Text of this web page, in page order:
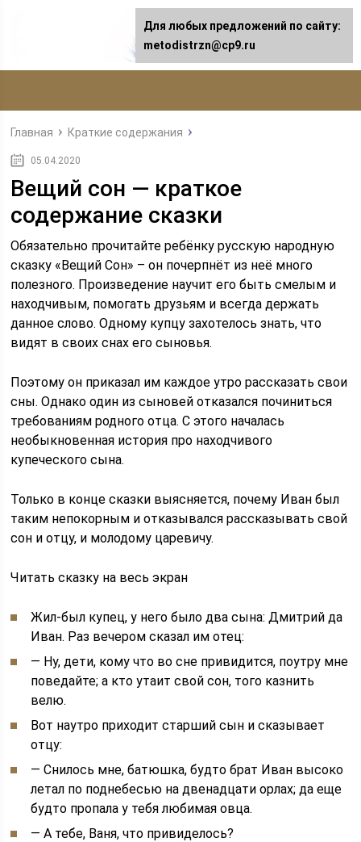
Главная Краткие содержания
05.04.2020
Вещий сон — краткое
содержание сказки
Обязательно прочитайте ребёнку русскую народную
сказку «Вещий Сон» – он почерпнёт из неё много
полезного. Произведение научит его быть смелым и
находчивым, помогать друзьям и всегда держать
данное слово. Одному купцу захотелось знать, что
видят в своих снах его сыновья.
Поэтому он приказал им каждое утро рассказать свои
сны. Однако один из сыновей отказался починиться
требованиям родного отца. С этого началась
необыкновенная история про находчивого
купеческого сына.
Только в конце сказки выясняется, почему Иван был
таким непокорным и отказывался рассказывать свой
сон и отцу, и молодому царевичу.
Читать сказку на весь экран
Жил-был купец, у него было два сына: Дмитрий да
Иван. Раз вечером сказал им отец:
— Ну, дети, кому что во сне привидится, поутру мне
поведайте; а кто утаит свой сон, того казнить
велю.
Вот наутро приходит старший сын и сказывает
отцу:
— Снилось мне, батюшка, будто брат Иван высоко
летал по поднебесью на двенадцати орлах; да еще
будто пропала у тебя любимая овца.
— А тебе, Ваня, что привиделось?
Для любых предложений по сайту:
metodistrzn@cp9.ru